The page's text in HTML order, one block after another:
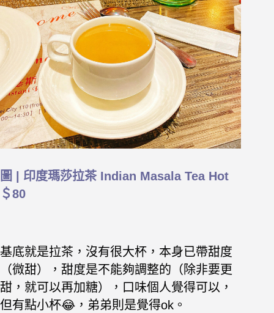
圖 | 印度瑪莎拉茶 Indian Masala Tea Hot
＄80
基底就是拉茶，沒有很大杯，本身已帶甜度
（微甜），甜度是不能夠調整的（除非要更
甜，就可以再加糖），口味個人覺得可以，
但有點小杯😂，弟弟則是覺得ok。